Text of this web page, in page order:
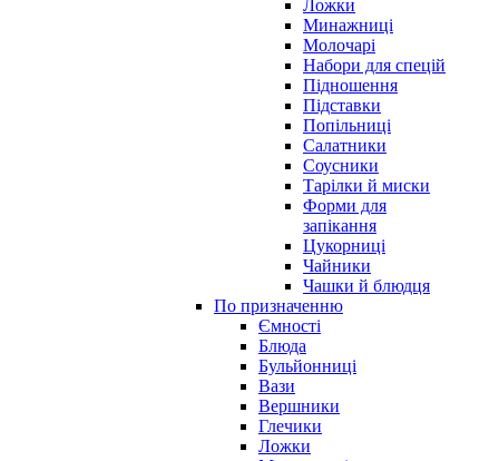
Ложки
Минажниці
Молочарі
Набори для спецій
Підношення
Підставки
Попільниці
Салатники
Соусники
Тарілки й миски
Форми для
запікання
Цукорниці
Чайники
Чашки й блюдця
По призначенню
Ємності
Блюда
Бульйонниці
Вази
Вершники
Глечики
Ложки